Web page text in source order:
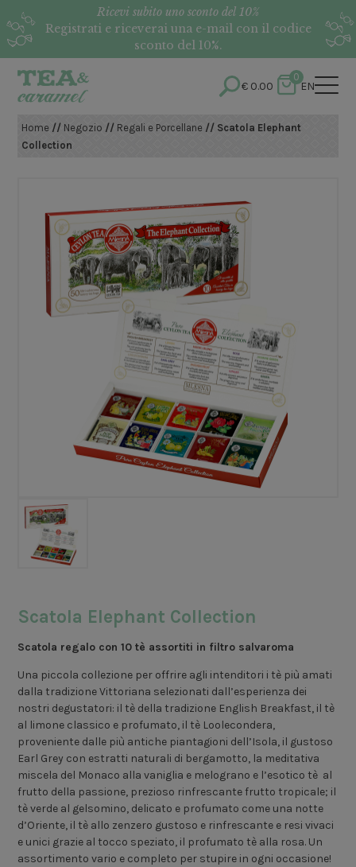
Ricevi subito uno sconto del 10%
Registrati e riceverai una e-mail con il codice
sconto del 10%.
€0.00
0
EN
Home // Negozio // Regali e Porcellane // Scatola Elephant
Collection
Scatola Elephant Collection
Scatola regalo con 10 tè assortiti in filtro salvaroma
Una piccola collezione per offrire agli intenditori i tè più amati
dalla tradizione Vittoriana selezionati dall’esperienza dei
nostri degustatori: il tè della tradizione English Breakfast, il tè
al limone classico e profumato, il tè Loolecondera,
proveniente dalle più antiche piantagioni dell’Isola, il gustoso
Earl Grey con estratti naturali di bergamotto, la meditativa
miscela del Monaco alla vaniglia e melograno e l’esotico tè al
frutto della passione, prezioso rinfrescante frutto tropicale; il
tè verde al gelsomino, delicato e profumato come una notte
d’Oriente, il tè allo zenzero gustoso e rinfrescante e resi vivaci
e unici grazie al tocco speziato, il profumato tè alla rosa. Un
assortimento vario e completo per stupire in ogni occasione!